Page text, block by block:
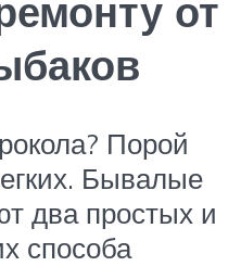
от
Порой
Бывалые
два простых и
способа